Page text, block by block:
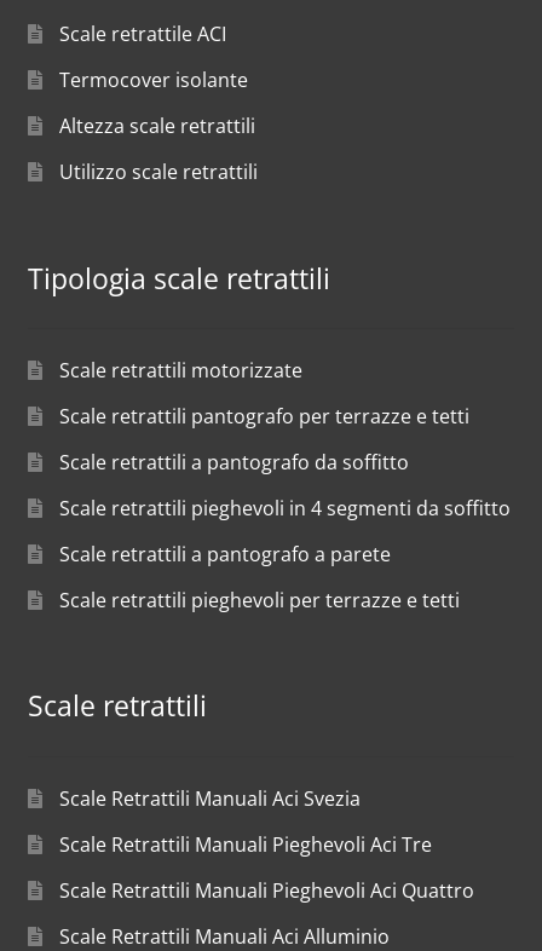
Scale retrattile ACI
Termocover isolante
Altezza scale retrattili
Utilizzo scale retrattili
Tipologia scale retrattili
Scale retrattili motorizzate
Scale retrattili pantografo per terrazze e tetti
Scale retrattili a pantografo da soffitto
Scale retrattili pieghevoli in 4 segmenti da soffitto
Scale retrattili a pantografo a parete
Scale retrattili pieghevoli per terrazze e tetti
Scale retrattili
Scale Retrattili Manuali Aci Svezia
Scale Retrattili Manuali Pieghevoli Aci Tre
Scale Retrattili Manuali Pieghevoli Aci Quattro
Scale Retrattili Manuali Aci Alluminio